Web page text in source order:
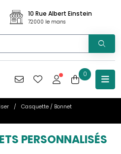
10 Rue Albert Einstein
72000 le mans
0
Casquette / Bonnet
PERSONNALISÉS